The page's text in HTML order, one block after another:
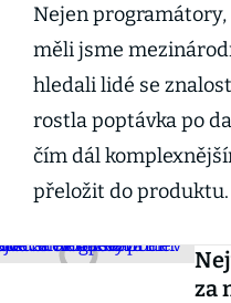
Nejen programátory,
měli jsme
hledali lidé se
rostla poptávka po
čím dál
přeložit do produktu.
za